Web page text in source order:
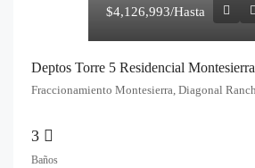
$4,126,993/Hasta
Deptos Torre 5 Residencial Montesierra
3
Baños